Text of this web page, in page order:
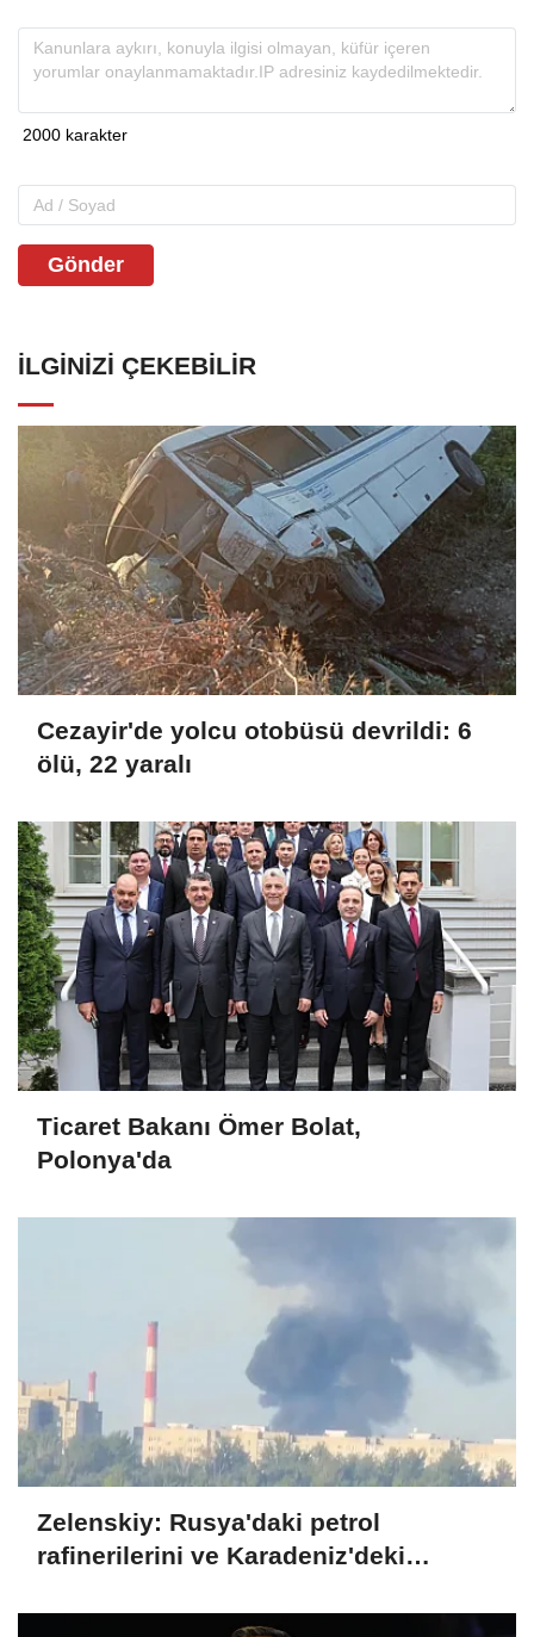
Gönder
İLGINIZI ÇEKEBILIR
Cezayir'de yolcu otobüsü devrildi: 6
ölü, 22 yaralı
Ticaret Bakanı Ömer Bolat,
Polonya'da
Zelenskiy: Rusya'daki petrol
rafinerilerini ve Karadeniz'deki